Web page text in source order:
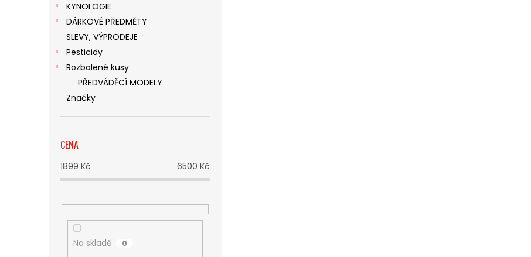
KYNOLOGIE
DÁRKOVÉ PŘEDMĚTY
SLEVY, VÝPRODEJE
Pesticidy
Rozbalené kusy
PŘEDVÁDĚCÍ MODELY
Značky
CENA
1899 Kč 6500 Kč
Na skladě 0